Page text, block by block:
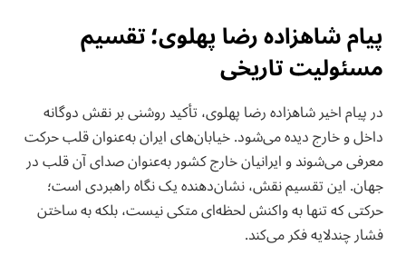
پیام شاهزاده رضا پهلوی؛ تقسیم
مسئولیت تاریخی
در پیام اخیر شاهزاده رضا پهلوی، تأکید روشنی بر نقش دوگانه
داخل و خارج دیده می‌شود. خیابان‌های ایران به‌عنوان قلب حرکت
معرفی می‌شوند و ایرانیان خارج کشور به‌عنوان صدای آن قلب در
جهان. این تقسیم نقش، نشان‌دهنده یک نگاه راهبردی است؛
حرکتی که تنها به واکنش لحظه‌ای متکی نیست، بلکه به ساختن
فشار چندلایه فکر می‌کند.